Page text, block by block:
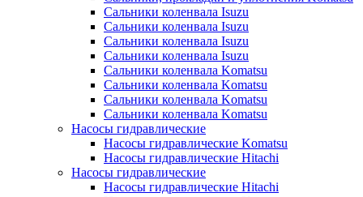
Сальники коленвала Isuzu
Сальники коленвала Isuzu
Сальники коленвала Isuzu
Сальники коленвала Isuzu
Сальники коленвала Komatsu
Сальники коленвала Komatsu
Сальники коленвала Komatsu
Сальники коленвала Komatsu
Насосы гидравлические
Насосы гидравлические Komatsu
Насосы гидравлические Hitachi
Насосы гидравлические
Насосы гидравлические Hitachi